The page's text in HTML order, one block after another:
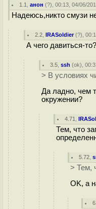
1.1 ,анон (?), 00:13, 04/06/
Надеюсь,никто смузи
2.2 ,IRASoldier(?),
А чего давиться-
3.5 ,ssh (ok),
> В условиях
Да ладно, чем
окружении?
4.71 ,
Тем, что
5.72 ,
> Тем,
OK, а